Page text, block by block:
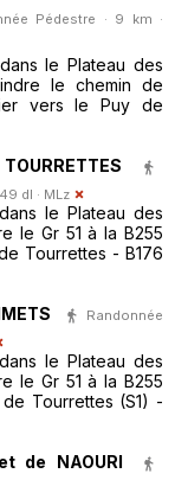
Pédestre · 9 km ·
le Plateau des
le chemin de
vers le Puy de
dl · MLz
le Plateau des
le Gr 51 à la B255
Tourrettes - B176
Randonnée
le Plateau des
le Gr 51 à la B255
Tourrettes (S1) -
de NAOURI